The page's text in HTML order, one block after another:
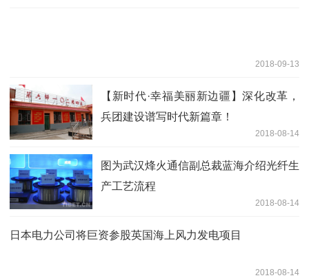
2018-09-13
【新时代·幸福美丽新边疆】深化改革，
兵团建设谱写时代新篇章！
2018-08-14
图为武汉烽火通信副总裁蓝海介绍光纤生
产工艺流程
2018-08-14
日本电力公司将巨资参股英国海上风力发电项目
2018-08-14